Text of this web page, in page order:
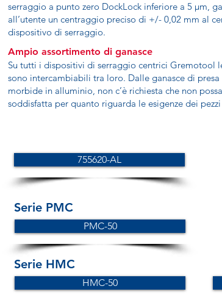
serraggio a punto zero DockLock inferiore a 5 µm,
all’utente un centraggio preciso di +/- 0,02 mm al
dispositivo di serraggio.
Ampio assortimento di ganasce
Su tutti i dispositivi di serraggio centrici Gremotool
sono intercambiabili tra loro. Dalle ganasce di
morbide in alluminio, non c’è richiesta che non
soddisfatta per quanto riguarda le esigenze dei
755620-AL
Serie PMC
PMC-50
Serie HMC
HMC-50